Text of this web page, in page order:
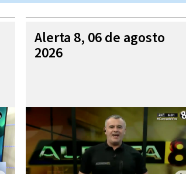
Alerta 8, 06 de agosto
2026